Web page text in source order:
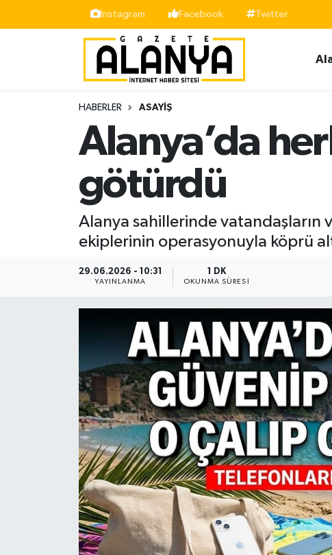
İnstagram Facebook Twitter
HABERLER ASAYIŞ
Alanya’da
götürdü
Alanya sahillerinde vatandaşların
ekiplerinin operasyonuyla köprü
29.06.2026 - 10:31
YAYINLANMA
1 DK
OKUNMA SÜRESI
Siyaset
İstanbul Nöbetçi Eczaneler
İstanbul Hava Durumu
Süper Lig Puan Durumu ve Fikstür
Tüm Manşetler
Son Dakika Haberleri